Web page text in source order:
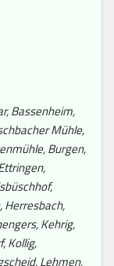
Bassenheim,
Mühle,
Burgen,
Herresbach,
Kehrig,
Kollig,
Lehmen,